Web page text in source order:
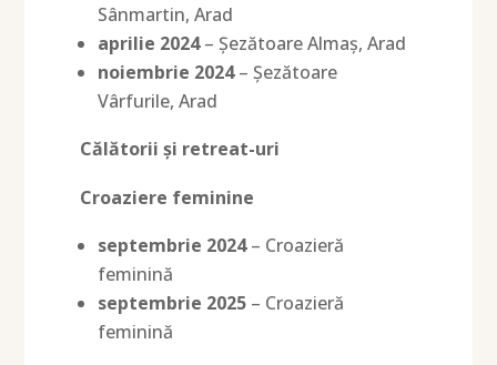
Sânmartin, Arad
aprilie 2024– Șezătoare Almaș, Arad
noiembrie 2024– Șezătoare
Vârfurile, Arad
Călătorii și retreat-uri
Croaziere feminine
septembrie 2024– Croazieră
feminină
septembrie 2025 – Croazieră
feminină